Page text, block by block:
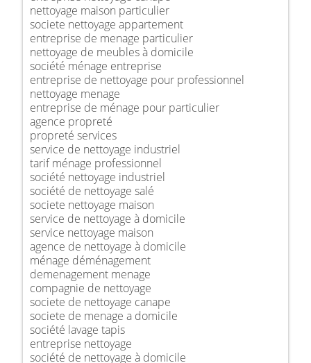
nettoyage maison particulier
societe nettoyage appartement
entreprise de menage particulier
nettoyage de meubles à domicile
société ménage entreprise
entreprise de nettoyage pour professionnel
nettoyage menage
entreprise de ménage pour particulier
agence propreté
propreté services
service de nettoyage industriel
tarif ménage professionnel
société nettoyage industriel
société de nettoyage salé
societe nettoyage maison
service de nettoyage à domicile
service nettoyage maison
agence de nettoyage à domicile
ménage déménagement
demenagement menage
compagnie de nettoyage
societe de nettoyage canape
societe de menage a domicile
société lavage tapis
entreprise nettoyage
société de nettoyage à domicile